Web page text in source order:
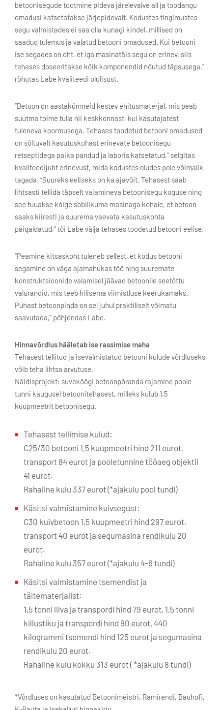
betoonisegude tootmine pideva järelevalve all ja toodangu
omadusi katsetatakse järjepidevalt. Kodustes tingimustes
segu valmistades ei saa olla kunagi kindel, millised on
saadud tulemus ja valatud betooni omadused. Kui betooni
ise segades on oht, et iga masinatäis segu on erinev, siis
tehases doseeritakse kõik komponendid nõutud täpsusega,”
rõhutas Labe kvaliteedi olulisust.
“Betoon on aastakümneid kestev ehitusmaterjal, mis peab
suutma toime tulla nii keskkonnast, kui kasutajatest
tuleneva koormusega. Tehases toodetud betooni omadused
on sõltuvalt kasutuskohast erinevate betoonisegu
retseptidega paika pandud ja laboris katsetatud,” selgitas
kvaliteedijuht erinevust, mida kodustes oludes pole võimalik
tagada. “Suureks eeliseks on ka ajavõit. Tehasest saab
lihtsasti tellida täpselt vajamineva betoonisegu koguse ning
see tuuakse kõige sobilikuma masinaga kohale, et betoon
saaks kiiresti ja suurema vaevata kasutuskohta
paigaldatud,” tõi Labe välja tehases toodetud betooni eelise.
“Peamine kitsaskoht tuleneb sellest, et kodus betooni
segamine on väga ajamahukas töö ning suuremate
konstruktsioonide valamisel jäävad betoonile seetõttu
valurandid, mis teeb hilisema viimistluse keerukamaks.
Puhast betoonpinda on sel juhul praktiliselt võimatu
saavutada,” põhjendas Labe.
Hinnavõrdlus hääletab ise rassimise maha
Tehasest tellitud ja isevalmistatud betooni kulude võrdluseks
võib teha lihtsa arvutuse.
Näidisprojekt: suveköögi betoonpõranda rajamine poole
tunni kaugusel betoonitehasest, milleks kulub 1,5
kuupmeetrit betoonisegu.
Tehasest tellimise kulud:
C25/30 betooni 1,5 kuupmeetri hind 211 eurot,
transport 84 eurot ja pooletunnine tööaeg objektil
41 eurot.
Rahaline kulu 337 eurot (*ajakulu pool tundi)
Käsitsi valmistamine kuivsegust:
C30 kuivbetoon 1,5 kuupmeetri hind 297 eurot,
transport 40 eurot ja segumasina rendikulu 20
eurot.
Rahaline kulu 357 eurot (*ajakulu 4-6 tundi)
Käsitsi valmistamine tsemendist ja
täitematerjalist:
1,5 tonni liiva ja transpordi hind 79 eurot, 1,5 tonni
killustiku ja transpordi hind 90 eurot, 440
kilogrammi tsemendi hind 125 eurot ja segumasina
rendikulu 20 eurot.
Rahaline kulu kokku 313 eurot ( *ajakulu 8 tundi)
*Võrdluses on kasutatud Betoonimeistri, Ramirendi, Bauhofi,